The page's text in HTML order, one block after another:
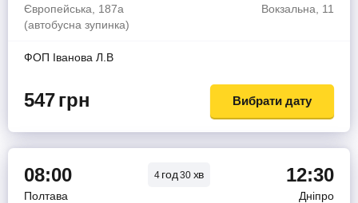
Європейська, 187а
(автобусна зупинка)
Вокзальна, 11
ФОП Іванова Л.В
547грн Вибрати дату
08:00 4 год30 хв 12:30
Полтава
Дніпро